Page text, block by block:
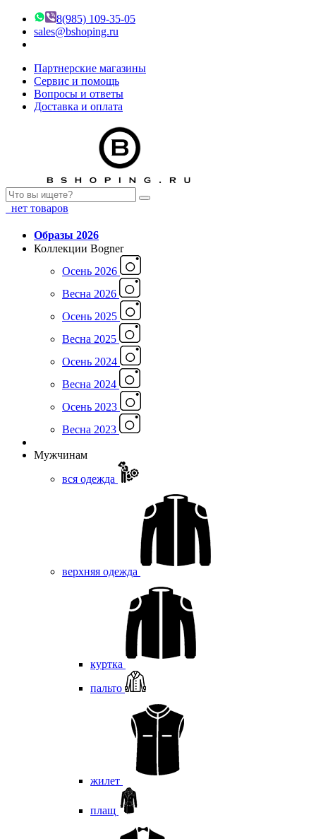
8(985) 109-35-05
sales@bshoping.ru
Партнерские магазины
Сервис и помощь
Вопросы и ответы
Доставка и оплата
нет товаров
Образы 2026
Коллекции Bogner
Осень 2026
Весна 2026
Осень 2025
Весна 2025
Осень 2024
Весна 2024
Осень 2023
Весна 2023
Мужчинам
вся одежда
верхняя одежда
куртка
пальто
жилет
плащ